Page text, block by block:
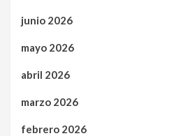
junio 2026
mayo 2026
abril 2026
marzo 2026
febrero 2026